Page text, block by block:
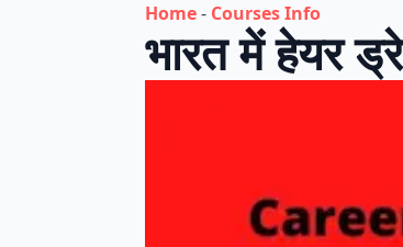
Home- Courses Info
भारत में हेयर